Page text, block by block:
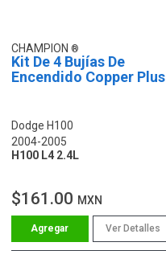
CHAMPION
Kit De 4 Bujías De
Encendido Copper Plus
Dodge H100
2004-2005
H100 L4 2.4L
$161.00 MXN
Ver Detalles